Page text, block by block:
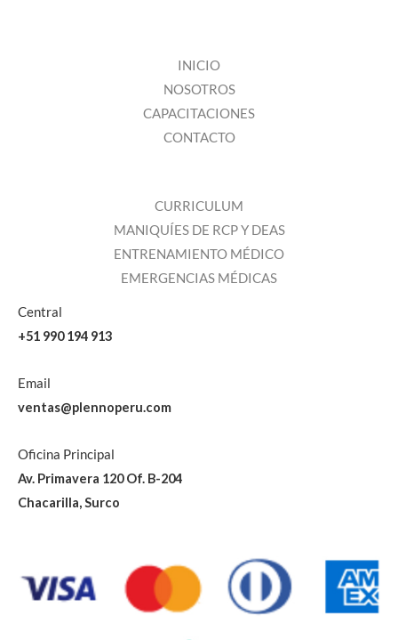
INICIO
NOSOTROS
CAPACITACIONES
CONTACTO
CURRICULUM
MANIQUÍES DE RCP Y DEAS
ENTRENAMIENTO MÉDICO
EMERGENCIAS MÉDICAS
Central
+51 990 194 913
Email
ventas@plennoperu.com
Oficina Principal
Av. Primavera 120 Of. B-204
Chacarilla, Surco